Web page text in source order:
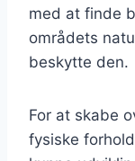
med at finde
områdets
beskytte den.
For at skabe
fysiske